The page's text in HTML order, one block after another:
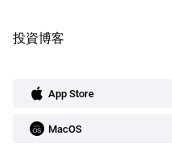
投資博客
App Store
MacOS